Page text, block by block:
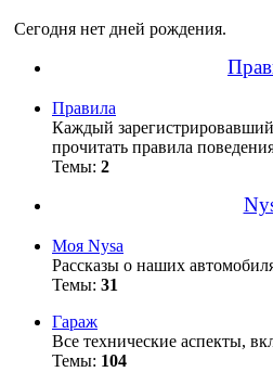
Сегодня нет дней рождения.
Правила
Каждый
прочитать правила
Темы: 2
Моя Nysa
Рассказы о наших
Темы: 31
Гараж
Все технические аспекты,
Темы: 104